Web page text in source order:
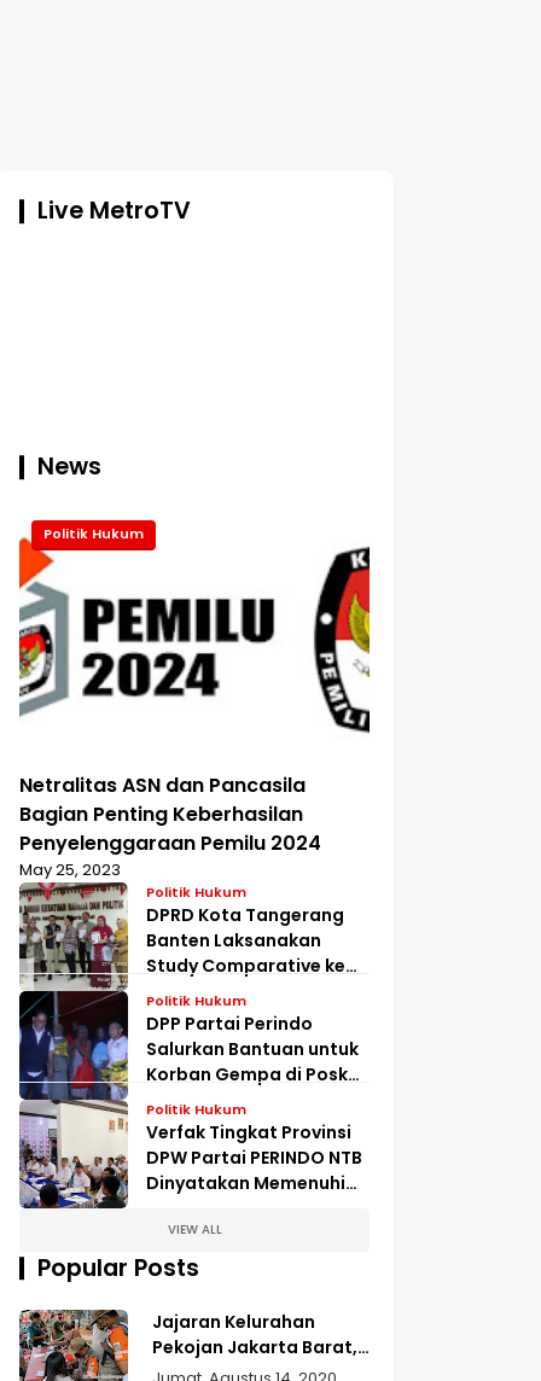
Live MetroTV
News
Politik Hukum
Netralitas ASN dan Pancasila
Bagian Penting Keberhasilan
Penyelenggaraan Pemilu 2024
May 25, 2023
Politik Hukum
DPRD Kota Tangerang
Banten Laksanakan
Study Comparative ke
Kesbangpol Jakarta
Barat
Politik Hukum
DPP Partai Perindo
Salurkan Bantuan untuk
Korban Gempa di Posko
Pengungsian Kampung
Kopeng
Politik Hukum
Verfak Tingkat Provinsi
DPW Partai PERINDO NTB
Dinyatakan Memenuhi
VIEW ALL
Popular Posts
Jajaran Kelurahan
Pekojan Jakarta Barat,
Gelar Operasi Tertib